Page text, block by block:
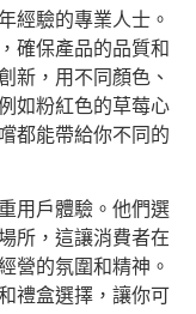
經驗的專業人士。
確保產品的品質和
新，用不同顏色、
如粉紅色的草莓心
都能帶給你不同的
用戶體驗。他們選
所，這讓消費者在
營的氛圍和精神。
禮盒選擇，讓你可